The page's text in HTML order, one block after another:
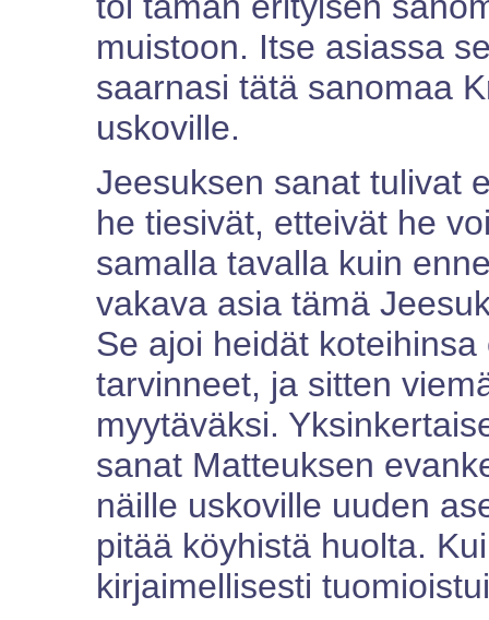
muistoon. Itse asiassa
saarnasi tätä sanomaa
uskoville.
Jeesuksen sanat tulivat
he tiesivät, etteivät he
samalla tavalla kuin
vakava asia tämä
Se ajoi heidät
tarvinneet, ja sitten
myytäväksi.
sanat Matteuksen
näille uskoville uuden
pitää köyhistä huolta.
kirjaimellisesti